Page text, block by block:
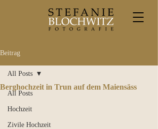
Beitrag
All Posts
Hochzeit
Zivile Hochzeit
All Posts
Berghochzeit in Trun auf dem Maiensäss